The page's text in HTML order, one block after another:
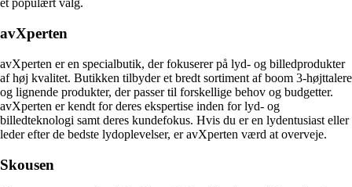
et populært valg.
avXperten
avXperten er en specialbutik, der fokuserer på lyd- og billedprodukter
af høj kvalitet. Butikken tilbyder et bredt sortiment af boom 3-højttalere
og lignende produkter, der passer til forskellige behov og budgetter.
avXperten er kendt for deres ekspertise inden for lyd- og
billedteknologi samt deres kundefokus. Hvis du er en lydentusiast eller
leder efter de bedste lydoplevelser, er avXperten værd at overveje.
Skousen